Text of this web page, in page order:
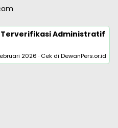
Terverifikasi Administratif
2026 · Cek di DewanPers.or.id